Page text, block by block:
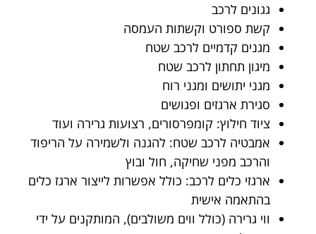
גגונים לרכב
קשת ספורט וקשתות העמסה
מגנים קדמיים לרכב שטח
מיגון תחתון לרכב שטח
מגני יתושים ומגני רוח
סגירת ארגזים ופגושים
ציוד חילוץ: קומפרסורים, רצועות גרירה ועוד
אמבטיה לרכב שטח: להגנה ולשמירה על הריפוד
והרכב מפני שחיקה, חול ובוץ
ארגזי כלים לרכב: כולל אפשרות לייצור ארגז כלים
בהתאמה אישית
ווי גרירה (כולל ווים משולבים), המותקנים על ידי